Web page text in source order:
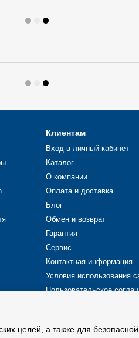
Клиентам
Вход в личный кабинет
Каталог
О компании
Оплата и доставка
Блог
Обмен и возврат
Гарантия
Сервис
Контактная информация
Условия использования
Пользовательское
целей, а также для